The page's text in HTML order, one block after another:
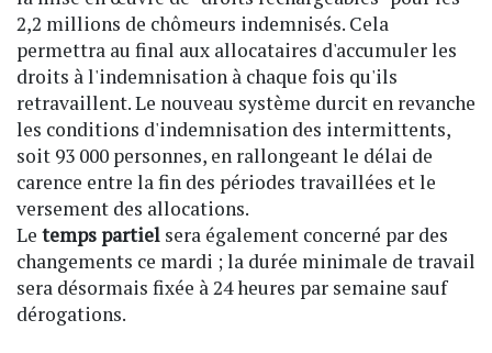
2,2 millions de chômeurs indemnisés. Cela
permettra au final aux allocataires d'accumuler les
droits à l'indemnisation à chaque fois qu'ils
retravaillent. Le nouveau système durcit en revanche
les conditions d'indemnisation des intermittents,
soit 93 000 personnes, en rallongeant le délai de
carence entre la fin des périodes travaillées et le
versement des allocations.
Le temps partiel sera également concerné par des
changements ce mardi ; la durée minimale de travail
sera désormais fixée à 24 heures par semaine sauf
dérogations.